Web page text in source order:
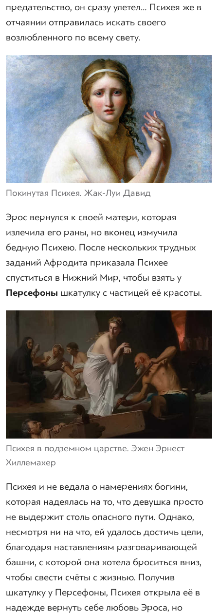
предательство, он сразу улетел… Психея же в
отчаянии отправилась искать своего
возлюбленного по всему свету.
Покинутая Психея. Жак-Луи Давид
Эрос вернулся к своей матери, которая
излечила его раны, но вконец измучила
бедную Психею. После нескольких трудных
заданий Афродита приказала Психее
спуститься в Нижний Мир, чтобы взять у
Персефоны шкатулку с частицей её красоты.
Психея в подземном царстве. Эжен Эрнест
Хиллемахер
Психея и не ведала о намерениях богини,
которая надеялась на то, что девушка просто
не выдержит столь опасного пути. Однако,
несмотря ни на что, ей удалось достичь цели,
благодаря наставлениям разговаривающей
башни, с которой она хотела броситься вниз,
чтобы свести счёты с жизнью. Получив
шкатулку у Персефоны, Психея открыла её в
надежде вернуть себе любовь Эроса, но